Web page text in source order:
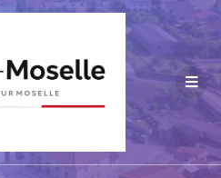
Passer